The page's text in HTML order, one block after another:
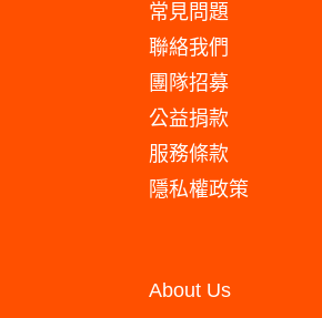
常見問題
聯絡我們
團隊招募
公益捐款
服務條款
隱私權政策
About Us